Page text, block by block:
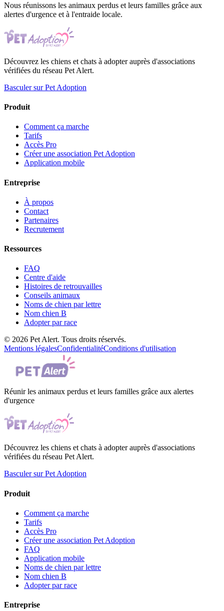
Nous réunissons les animaux perdus et leurs familles grâce aux
alertes d'urgence et à l'entraide locale.
Découvrez les chiens et chats à adopter auprès d'associations
vérifiées du réseau Pet Alert.
Basculer sur Pet Adoption
Produit
Comment ça marche
Tarifs
Accès Pro
Créer une association Pet Adoption
Application mobile
Entreprise
À propos
Contact
Partenaires
Recrutement
Ressources
FAQ
Centre d'aide
Histoires de retrouvailles
Conseils animaux
Noms de chien par lettre
Nom chien B
Adopter par race
© 2026 Pet Alert. Tous droits réservés.
Mentions légalesConfidentialitéConditions d'utilisation
Réunir les animaux perdus et leurs familles grâce aux alertes
d'urgence
Découvrez les chiens et chats à adopter auprès d'associations
vérifiées du réseau Pet Alert.
Basculer sur Pet Adoption
Produit
Comment ça marche
Tarifs
Accès Pro
Créer une association Pet Adoption
FAQ
Application mobile
Noms de chien par lettre
Nom chien B
Adopter par race
Entreprise